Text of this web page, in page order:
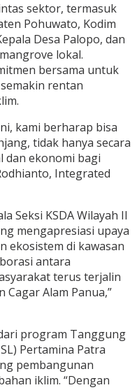
sektor, termasuk
Pohuwato, Kodim
Desa Palopo, dan
lokal.
bersama untuk
rentan
kami berharap bisa
tidak hanya secara
dan ekonomi bagi
Integrated
Seksi KSDA Wilayah II
mengapresiasi upaya
ekosistem di kawasan
antara
terus terjalin
Alam Panua,”
program Tanggung
Pertamina Patra
pembangunan
iklim. “Dengan